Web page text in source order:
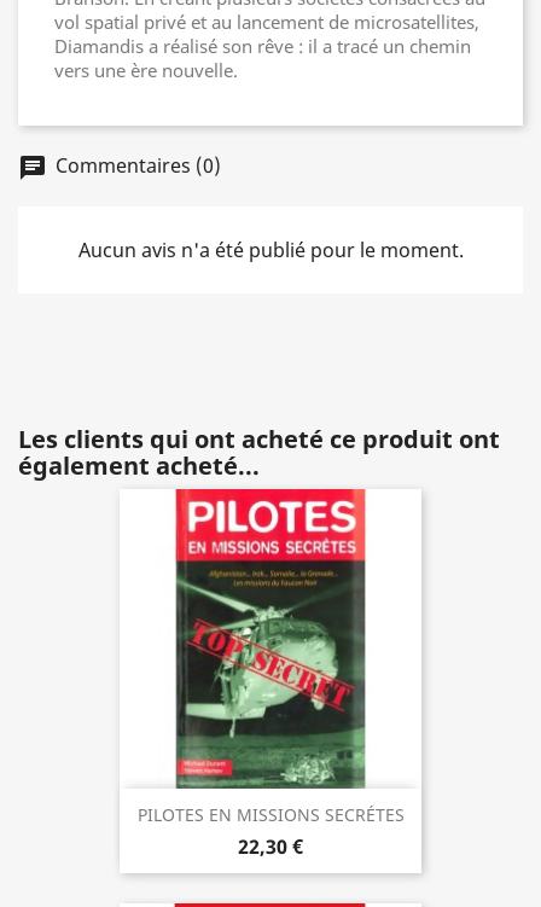
vol spatial privé et au lancement de microsatellites,
Diamandis a réalisé son rêve : il a tracé un chemin
vers une ère nouvelle.
chat Commentaires (0)
Aucun avis n'a été publié pour le moment.
Les clients qui ont acheté ce produit ont
également acheté...
PILOTES EN MISSIONS SECRÉTES
22,30 €